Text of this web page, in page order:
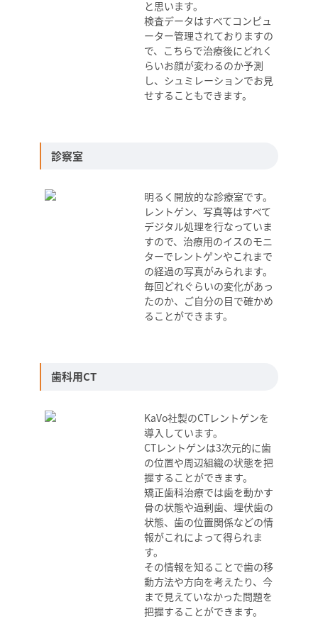
と思います。
検査データはすべてコンピュ
ーター管理されておりますの
で、こちらで治療後にどれく
らいお顔が変わるのか予測
し、シュミレーションでお見
せすることもできます。
診察室
明るく開放的な診療室です。
レントゲン、写真等はすべて
デジタル処理を行なっていま
すので、治療用のイスのモニ
ターでレントゲンやこれまで
の経過の写真がみられます。
毎回どれぐらいの変化があっ
たのか、ご自分の目で確かめ
ることができます。
歯科用CT
KaVo社製のCTレントゲンを
導入しています。
CTレントゲンは3次元的に歯
の位置や周辺組織の状態を把
握することができます。
矯正歯科治療では歯を動かす
骨の状態や過剰歯、埋伏歯の
状態、歯の位置関係などの情
報がこれによって得られま
す。
その情報を知ることで歯の移
動方法や方向を考えたり、今
まで見えていなかった問題を
把握することができます。